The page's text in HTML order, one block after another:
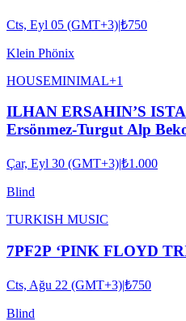
Cts, Eyl 05 (GMT+3)|₺750
Klein Phönix
HOUSEMINIMAL+1
ILHAN ERSAHIN’S
Ersönmez-Turgut Alp
Çar, Eyl 30 (GMT+3)|₺1.000
Blind
TURKISH MUSIC
7PF2P ‘PINK FLOYD
Cts, Ağu 22 (GMT+3)|₺750
Blind